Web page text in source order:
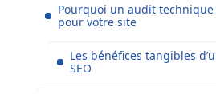
Pourquoi un audit technique
pour votre site
Les bénéfices tangibles
SEO